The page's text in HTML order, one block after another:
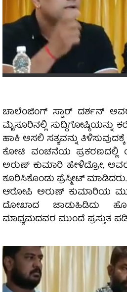
ಚಾಲೆಂಜಿಂಗ್ ಸ್ಟಾರ್ ದರ್ಶನ್
ಮೈಸೂರಿನಲ್ಲಿ ಸುದ್ದಿಗೋಷ್ಠಿಯನ್ನು
ಹಾಕಿ ಅಸಲಿ ಸತ್ಯವನ್ನು
ಕೋಟಿ ವಂಚನೆಯ ಪ್ರಕರಣದಲ್ಲಿ
ಅರುಣ್ ಕುಮಾರಿ ಹೇಳಿದ್ರೋ,
ಕೂರಿಸಿಕೊಂಡು ಪ್ರೆಸ್ಮೀಟ್ ಮಾಡಿದರು.
ಆರೋಪಿ ಅರುಣ್ ಕುಮಾರಿಯ
ದೋಖಾದ ಜಾಡುಹಿಡಿದು
ಮಾಧ್ಯಮದವರ ಮುಂದೆ ಪ್ರಸ್ತುತ